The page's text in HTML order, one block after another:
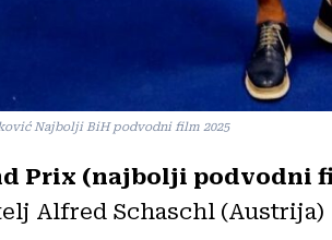
Najbolji BiH podvodni film 2025
Prix (najbolji podvodni
Alfred Schaschl (Austrija)